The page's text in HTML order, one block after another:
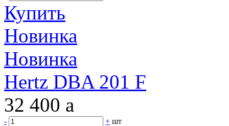
Купить
Новинка
Новинка
Hertz DBA 201 F
32 400 a
- + шт